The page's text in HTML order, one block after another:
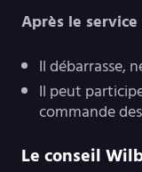
Après le service
Il débarrasse,
Il peut
commande
Le conseil